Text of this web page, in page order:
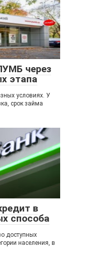
через
этапа
условиях. У
срок займа
в
способа
доступных
населения, в